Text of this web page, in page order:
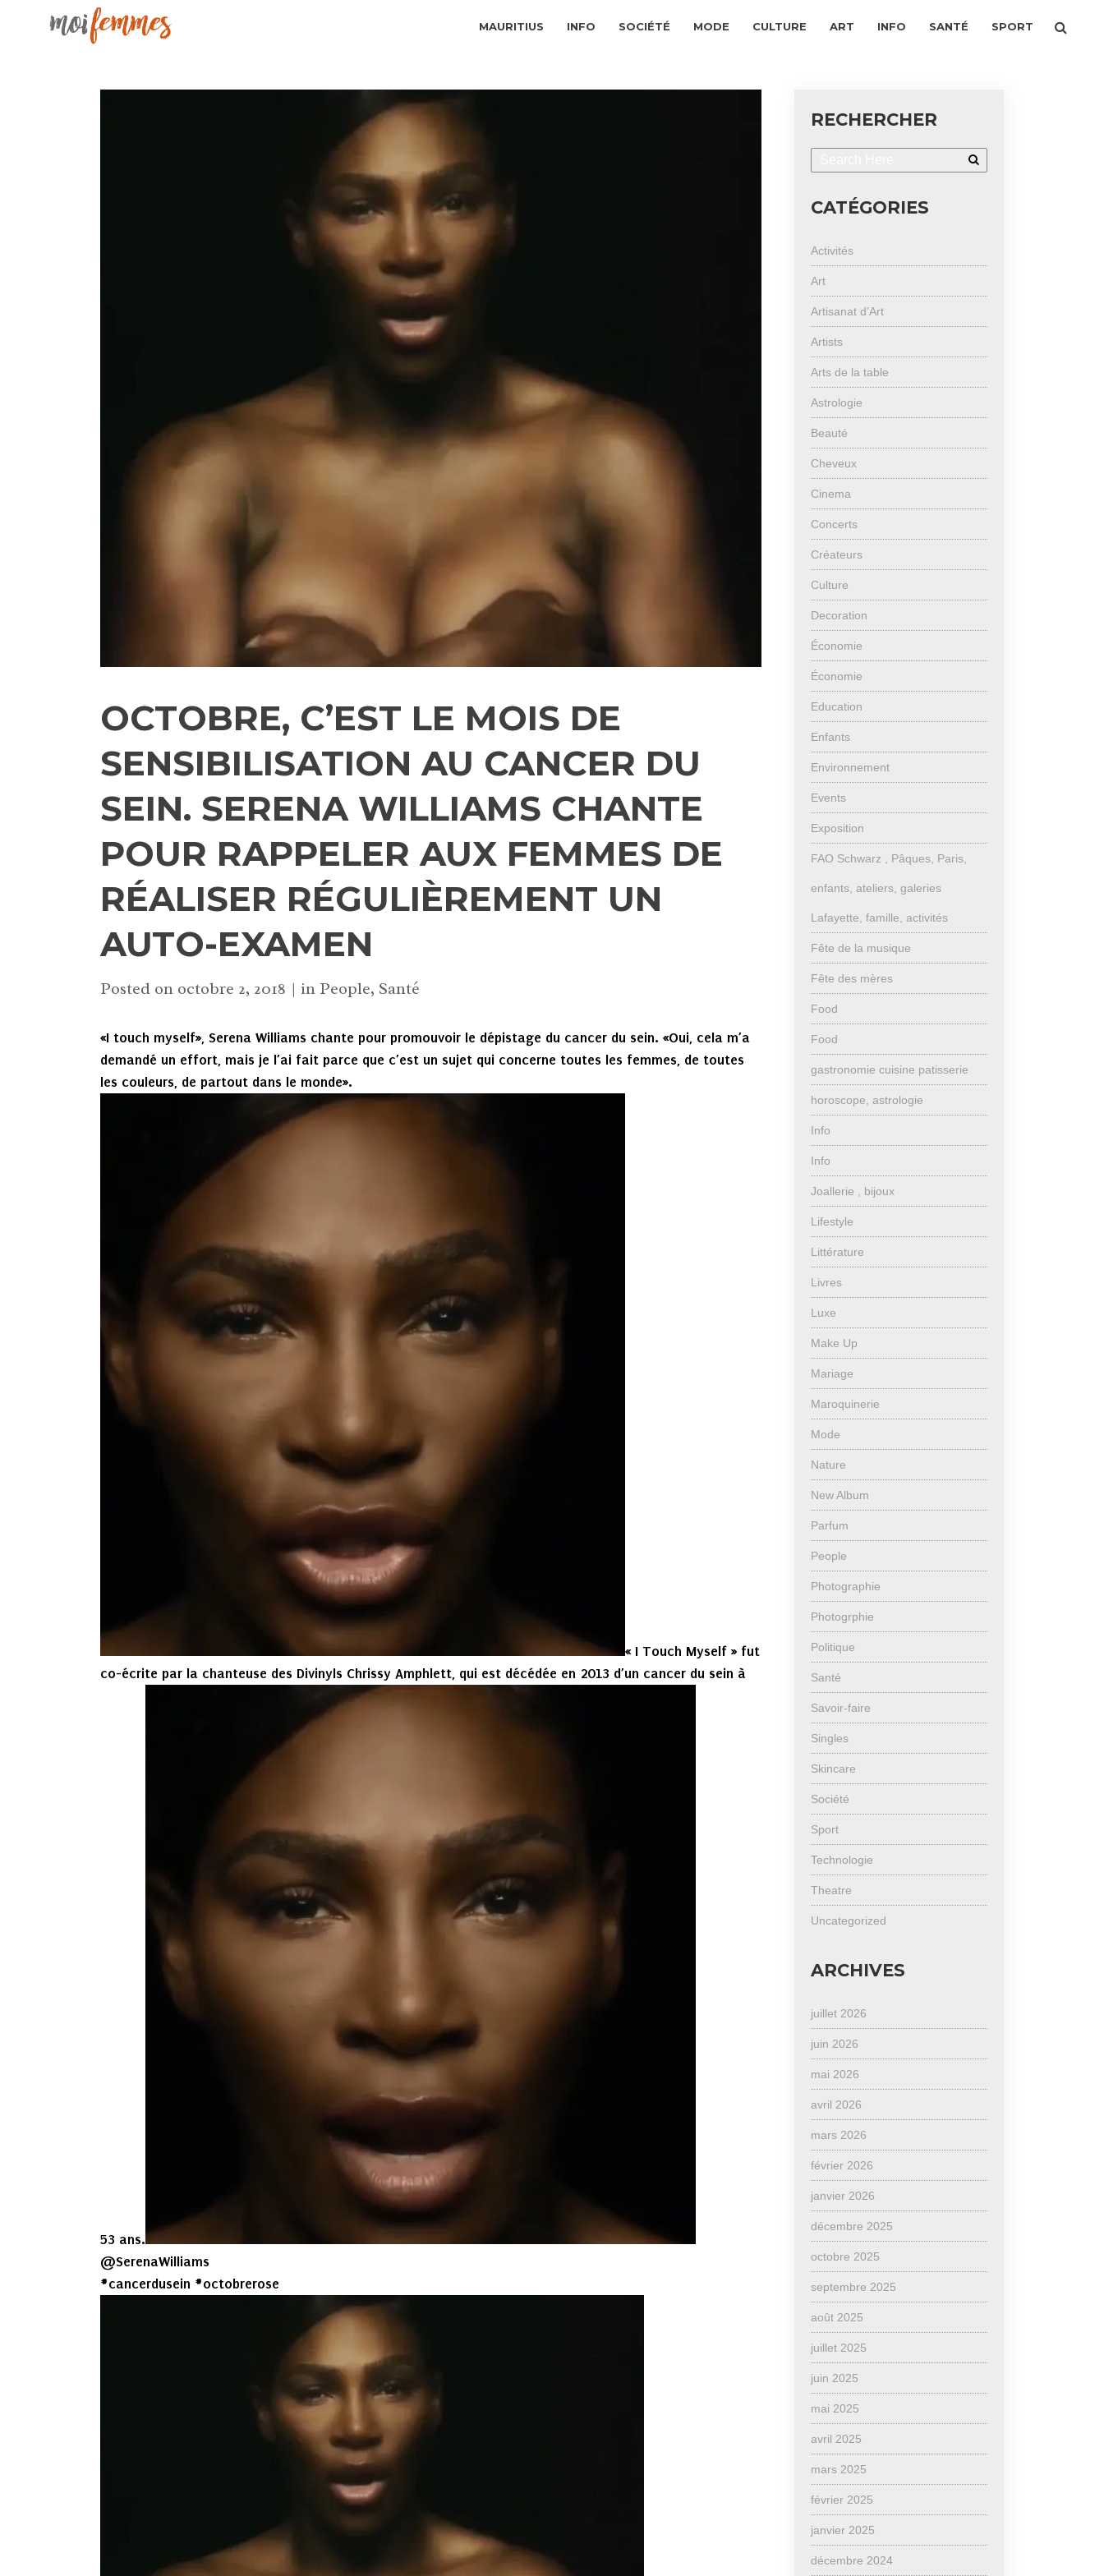
MAURITIUS INFO SOCIÉTÉ MODE CULTURE ART INFO SANTÉ SPORT
OCTOBRE, C’EST LE MOIS DE
SENSIBILISATION AU CANCER DU
SEIN. SERENA WILLIAMS CHANTE
POUR RAPPELER AUX FEMMES DE
RÉALISER RÉGULIÈREMENT UN
AUTO-EXAMEN
Posted on octobre 2, 2018 in People, Santé
«I touch myself», Serena Williams chante pour promouvoir le dépistage du cancer du sein. «Oui, cela m’a
demandé un effort, mais je l’ai fait parce que c’est un sujet qui concerne toutes les femmes, de toutes
les couleurs, de partout dans le monde».
« I Touch Myself » fut
co-écrite par la chanteuse des Divinyls Chrissy Amphlett, qui est décédée en 2013 d’un cancer du sein à
53 ans.
@SerenaWilliams
#cancerdusein #octobrerose
RECHERCHER
CATÉGORIES
Activités
Art
Artisanat d’Art
Artists
Arts de la table
Astrologie
Beauté
Cheveux
Cinema
Concerts
Créateurs
Culture
Decoration
Économie
Économie
Education
Enfants
Environnement
Events
Exposition
FAO Schwarz , Pâques, Paris,
enfants, ateliers, galeries
Lafayette, famille, activités
Fête de la musique
Fête des mères
Food
Food
gastronomie cuisine patisserie
horoscope, astrologie
Info
Info
Joallerie , bijoux
Lifestyle
Littérature
Livres
Luxe
Make Up
Mariage
Maroquinerie
Mode
Nature
New Album
Parfum
People
Photographie
Photogrphie
Politique
Santé
Savoir-faire
Singles
Skincare
Société
Sport
Technologie
Theatre
Uncategorized
ARCHIVES
juillet 2026
juin 2026
mai 2026
avril 2026
mars 2026
février 2026
janvier 2026
décembre 2025
octobre 2025
septembre 2025
août 2025
juillet 2025
juin 2025
mai 2025
avril 2025
mars 2025
février 2025
janvier 2025
décembre 2024